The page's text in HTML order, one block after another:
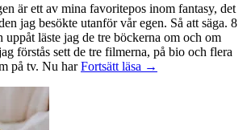
är ett av mina favoritepos inom fantasy, det
jag besökte utanför vår egen. Så att säga. 8
uppåt läste jag de tre böckerna om och om
förstås sett de tre filmerna, på bio och flera
på tv. Nu harFortsätt läsa Sagan
→